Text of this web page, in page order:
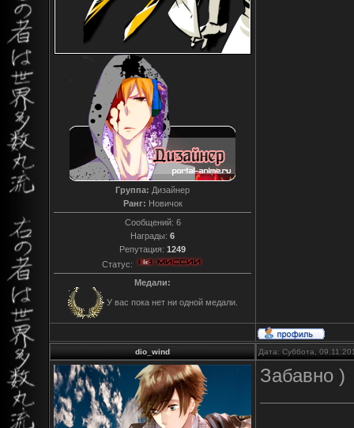
Группа: Дизайнер
Ранг: Новичок
Сообщений: 6
Награды: 6
Репутация: 1249
Статус:
Медали:
У вас пока нет ни одной медали.
dio_wind Дата: Суббота,
Забавно )